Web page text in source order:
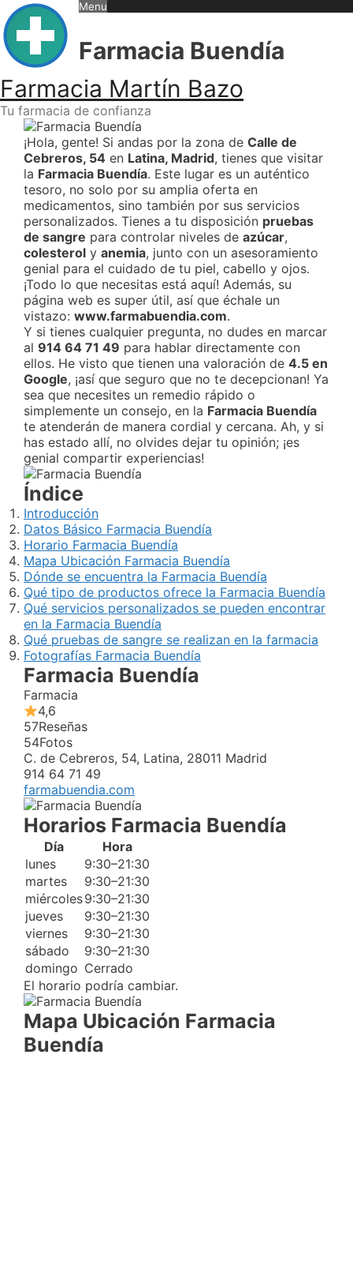
Skip
to
content
Farmacia Martín Bazo
Tu farmacia de confianza
Menu
Farmacia Buendía
¡Hola, gente! Si andas por la zona de Calle de
Cebreros, 54 en Latina, Madrid, tienes que visitar
la Farmacia Buendía. Este lugar es un auténtico
tesoro, no solo por su amplia oferta en
medicamentos, sino también por sus servicios
personalizados. Tienes a tu disposición pruebas
de sangre para controlar niveles de azúcar,
colesterol y anemia, junto con un asesoramiento
genial para el cuidado de tu piel, cabello y ojos.
¡Todo lo que necesitas está aquí! Además, su
página web es super útil, así que échale un
vistazo: www.farmabuendia.com.
Y si tienes cualquier pregunta, no dudes en marcar
al 914 64 71 49 para hablar directamente con
ellos. He visto que tienen una valoración de 4.5 en
Google, ¡así que seguro que no te decepcionan! Ya
sea que necesites un remedio rápido o
simplemente un consejo, en la Farmacia Buendía
te atenderán de manera cordial y cercana. Ah, y si
has estado allí, no olvides dejar tu opinión; ¡es
genial compartir experiencias!
Índice
Introducción
Datos Básico Farmacia Buendía
Horario Farmacia Buendía
Mapa Ubicación Farmacia Buendía
Dónde se encuentra la Farmacia Buendía
Qué tipo de productos ofrece la Farmacia Buendía
Qué servicios personalizados se pueden encontrar
en la Farmacia Buendía
Qué pruebas de sangre se realizan en la farmacia
Fotografías Farmacia Buendía
Farmacia Buendía
Farmacia
4,6
57Reseñas
54Fotos
C. de Cebreros, 54, Latina, 28011 Madrid
914 64 71 49
farmabuendia.com
Horarios Farmacia Buendía
Día
Hora
lunes
9:30–21:30
martes
9:30–21:30
miércoles9:30–21:30
jueves
9:30–21:30
viernes
9:30–21:30
sábado
9:30–21:30
domingo Cerrado
El horario podría cambiar.
Mapa Ubicación Farmacia
Buendía